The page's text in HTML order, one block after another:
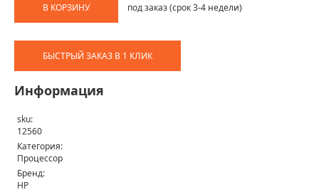
В КОРЗИНУ под заказ (срок 3-4 недели)
БЫСТРЫЙ ЗАКАЗ В 1 КЛИК
Информация
sku:
12560
Категория:
Процессор
Бренд:
HP